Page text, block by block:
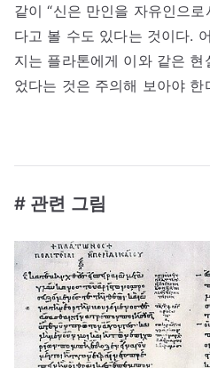
같이 “신은 만인을 자유인으
다고 볼 수도 있다는 것이다.
지는 플라톤에게 이와 같은
었다는 것은 주의해 보아야 한
# 관련 그림